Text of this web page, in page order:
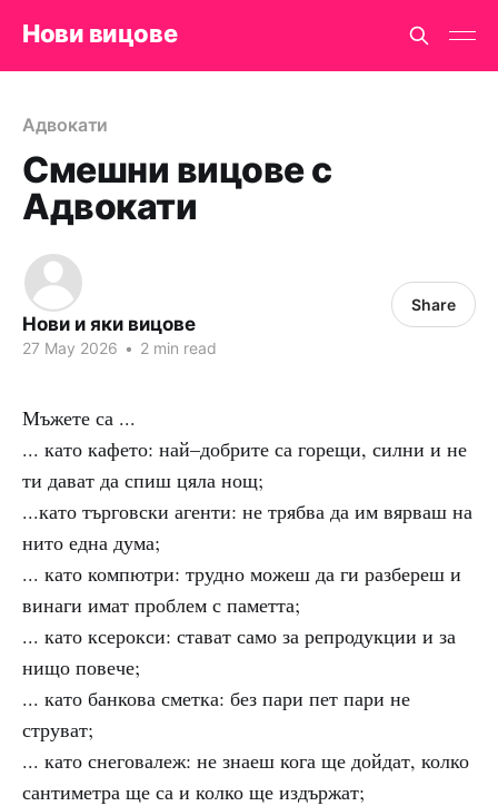
Нови вицове
Адвокати
Смешни вицове с
Адвокати
Нови и яки вицове
27 May 2026 • 2 min read
Share
Мъжете са ...
... като кафето: най–добрите са горещи, силни и не
ти дават да спиш цяла нощ;
...като търговски агенти: не трябва да им вярваш на
нито една дума;
... като компютри: трудно можеш да ги разбереш и
винаги имат проблем с паметта;
... като ксерокси: стават само за репродукции и за
нищо повече;
... като банкова сметка: без пари пет пари не
струват;
... като снеговалеж: не знаеш кога ще дойдат, колко
сантиметра ще са и колко ще издържат;